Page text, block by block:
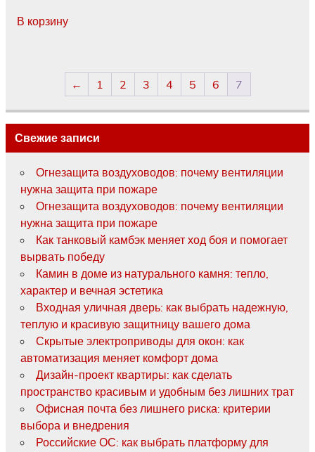
В корзину
← 1 2 3 4 5 6 7
Свежие записи
Огнезащита воздуховодов: почему вентиляции
нужна защита при пожаре
Огнезащита воздуховодов: почему вентиляции
нужна защита при пожаре
Как танковый камбэк меняет ход боя и помогает
вырвать победу
Камин в доме из натурального камня: тепло,
характер и вечная эстетика
Входная уличная дверь: как выбрать надежную,
теплую и красивую защитницу вашего дома
Скрытые электроприводы для окон: как
автоматизация меняет комфорт дома
Дизайн-проект квартиры: как сделать
пространство красивым и удобным без лишних трат
Офисная почта без лишнего риска: критерии
выбора и внедрения
Российские ОС: как выбрать платформу для